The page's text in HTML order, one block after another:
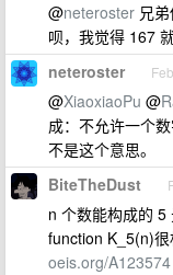
@neteroster 兄
呗，我觉得 167
neteroster
@XiaoxiaoPu @
成：不允许一个
不是这个意思。
BiteTheDust
n 个数能构成的
function K_5(n)很
oeis.org/A123574